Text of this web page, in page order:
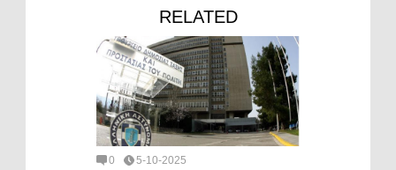
RELATED
0 5-10-2025